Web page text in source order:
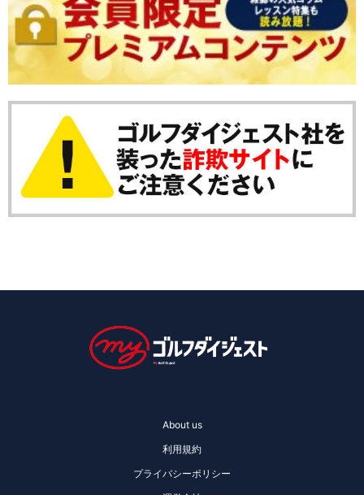
About us
利用規約
プライバシーポリシー